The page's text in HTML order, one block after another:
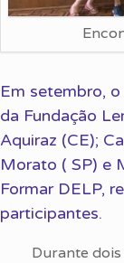
Em setembro,
da Fundação
Aquiraz (CE);
Morato ( SP) e
Formar DELP,
participantes.
Durante